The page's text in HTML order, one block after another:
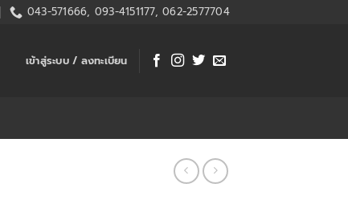
043-571666, 093-4151177, 062-2577704
เข้าสู่ระบบ / ลงทะเบียน